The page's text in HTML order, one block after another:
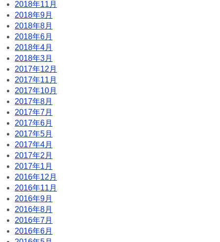
2018年11月
2018年9月
2018年8月
2018年6月
2018年4月
2018年3月
2017年12月
2017年11月
2017年10月
2017年8月
2017年7月
2017年6月
2017年5月
2017年4月
2017年2月
2017年1月
2016年12月
2016年11月
2016年9月
2016年8月
2016年7月
2016年6月